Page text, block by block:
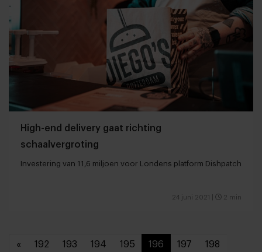
High-end delivery gaat richting
schaalvergroting
Investering van 11,6 miljoen voor Londens platform Dishpatch
24 juni 2021 2 min
« 192 193 194 195 196 197 198